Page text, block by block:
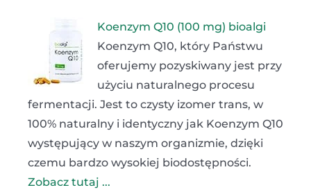
Koenzym Q10 (100 mg) bioalgi
Koenzym Q10, który Państwu
oferujemy pozyskiwany jest przy
użyciu naturalnego procesu
fermentacji. Jest to czysty izomer trans, w
100% naturalny i identyczny jak Koenzym Q10
występujący w naszym organizmie, dzięki
czemu bardzo wysokiej biodostępności.
Zobacz tutaj ...